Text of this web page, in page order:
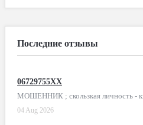
Последние отзывы
06729755XX
МОШЕННИК ; скользкая личность -
04 Aug 2026